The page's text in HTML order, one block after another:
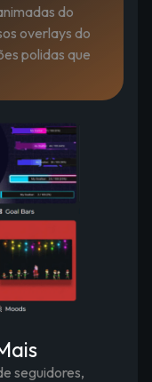
do
overlays do
polidas que
seguidores,